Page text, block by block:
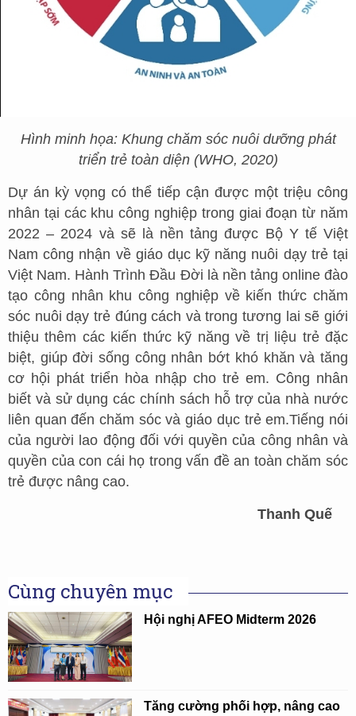
Hình minh họa: Khung chăm sóc nuôi dưỡng phát
triển trẻ toàn diện (WHO, 2020)
Dự án kỳ vọng có thể tiếp cận được một triệu công
nhân tại các khu công nghiệp trong giai đoạn từ năm
2022 – 2024 và sẽ là nền tảng được Bộ Y tế Việt
Nam công nhận về giáo dục kỹ năng nuôi dạy trẻ tại
Việt Nam. Hành Trình Đầu Đời là nền tảng online đào
tạo công nhân khu công nghiệp về kiến thức chăm
sóc nuôi dạy trẻ đúng cách và trong tương lai sẽ giới
thiệu thêm các kiến thức kỹ năng về trị liệu trẻ đặc
biệt, giúp đời sống công nhân bớt khó khăn và tăng
cơ hội phát triển hòa nhập cho trẻ em. Công nhân
biết và sử dụng các chính sách hỗ trợ của nhà nước
liên quan đến chăm sóc và giáo dục trẻ em.Tiếng nói
của người lao động đối với quyền của công nhân và
quyền của con cái họ trong vấn đề an toàn chăm sóc
trẻ được nâng cao.
Thanh Quế
Cùng chuyên mục
Hội nghị AFEO Midterm 2026
Tăng cường phối hợp, nâng cao